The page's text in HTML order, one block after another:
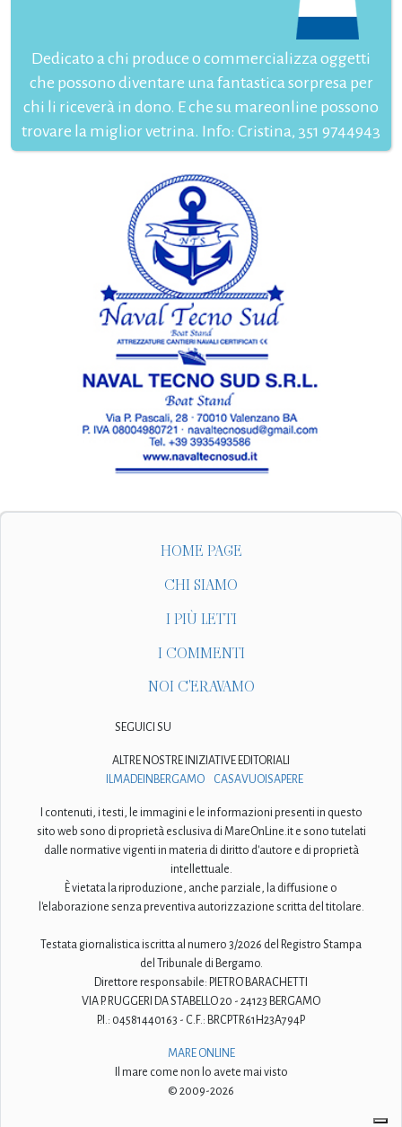
Dedicato a chi produce o commercializza oggetti
che possono diventare una fantastica sorpresa per
chi li riceverà in dono. E che su mareonline possono
trovare la miglior vetrina. Info: Cristina, 351 9744943
HOME PAGE
CHI SIAMO
I PIÙ LETTI
I COMMENTI
NOI C'ERAVAMO
SEGUICI SU
ALTRE NOSTRE INIZIATIVE EDITORIALI
ILMADEINBERGAMO
CASAVUOISAPERE
I contenuti, i testi, le immagini e le informazioni presenti in questo
sito web sono di proprietà esclusiva di MareOnLine.it e sono tutelati
dalle normative vigenti in materia di diritto d'autore e di proprietà
intellettuale.
È vietata la riproduzione, anche parziale, la diffusione o
l'elaborazione senza preventiva autorizzazione scritta del titolare.
Testata giornalistica iscritta al numero 3/2026 del Registro Stampa
del Tribunale di Bergamo.
Direttore responsabile: PIETRO BARACHETTI
VIA P. RUGGERI DA STABELLO 20 - 24123 BERGAMO
P.I.: 04581440163 - C.F.: BRCPTR61H23A794P
MARE ONLINE
Il mare come non lo avete mai visto
© 2009-2026